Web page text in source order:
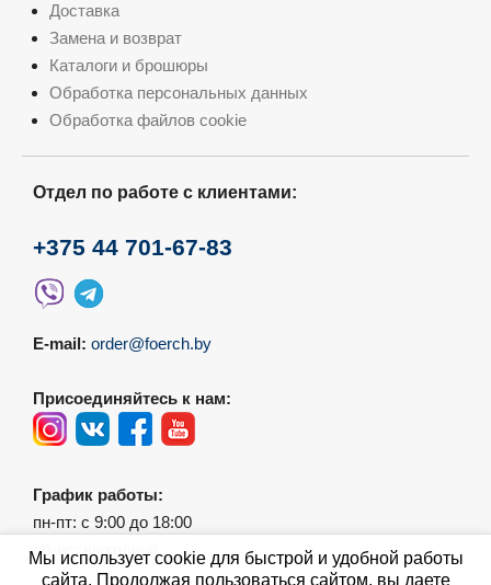
Доставка
Замена и возврат
Каталоги и брошюры
Обработка персональных данных
Обработка файлов cookie
Отдел по работе с клиентами:
+375 44 701-67-83
E-mail: order@foerch.by
Присоединяйтесь к нам:
График работы:
пн-пт: с 9:00 до 18:00
сб-вс: выходной
Мы использует cookie для быстрой и удобной работы
сайта. Продолжая пользоваться сайтом, вы даете